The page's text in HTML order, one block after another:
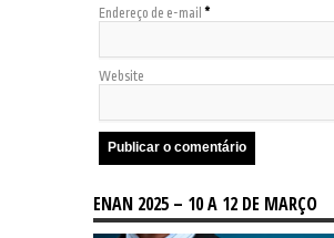
Endereço de e-mail *
Website
ENAN 2025 – 10 A 12 DE MARÇO